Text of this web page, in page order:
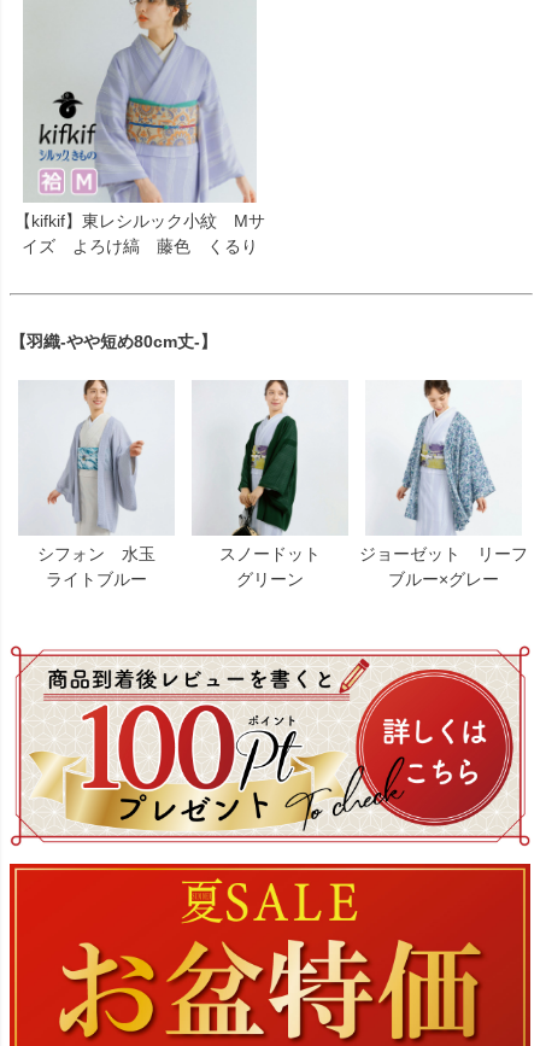
【kifkif】東レシルック小紋 Mサ
イズ よろけ縞 藤色 くるり
【羽織-やや短め80cm丈-】
シフォン 水玉
ライトブルー
スノードット
グリーン
ジョーゼット リーフ
ブルー×グレー